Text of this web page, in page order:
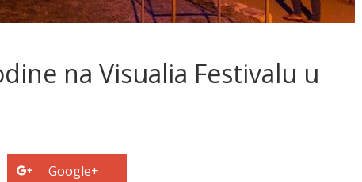
na Visualia Festivalu u
Google+